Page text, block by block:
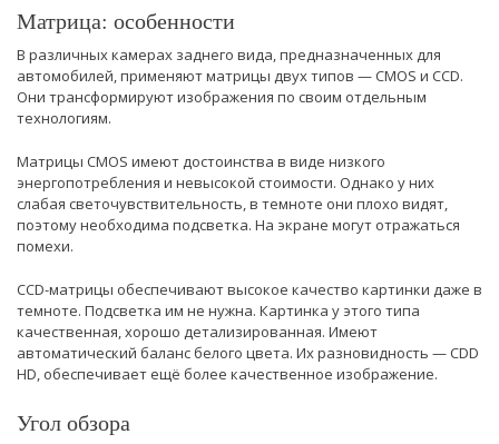
Матрица: особенности
В различных камерах заднего вида, предназначенных для
автомобилей, применяют матрицы двух типов — CMOS и CCD.
Они трансформируют изображения по своим отдельным
технологиям.
Матрицы CMOS имеют достоинства в виде низкого
энергопотребления и невысокой стоимости. Однако у них
слабая светочувствительность, в темноте они плохо видят,
поэтому необходима подсветка. На экране могут отражаться
помехи.
CCD-матрицы обеспечивают высокое качество картинки даже в
темноте. Подсветка им не нужна. Картинка у этого типа
качественная, хорошо детализированная. Имеют
автоматический баланс белого цвета. Их разновидность — CDD
HD, обеспечивает ещё более качественное изображение.
Угол обзора